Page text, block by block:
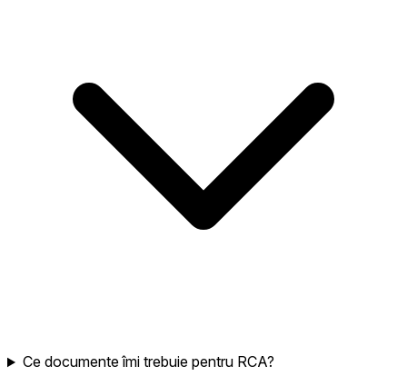
Ce documente îmi trebuie pentru RCA?